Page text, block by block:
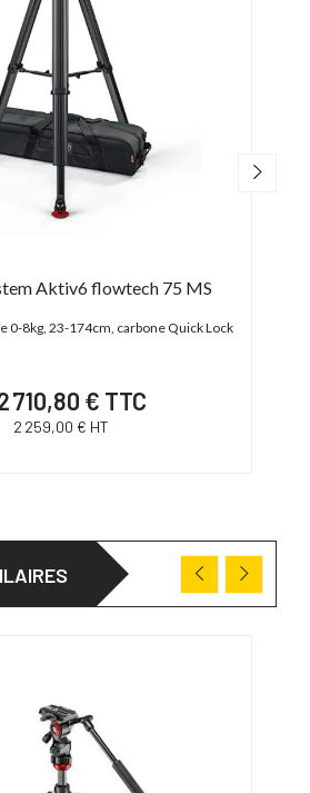
Aktiv6 flowtech 75 MS
0-8kg, 23-174cm, carbone Quick Lock
710,80 € TTC
2 259,00 € HT